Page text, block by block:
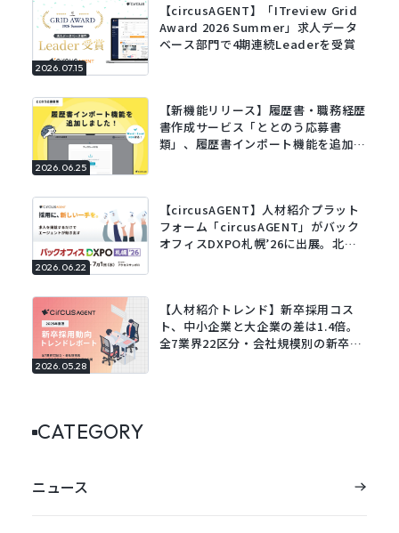
2026.07.15
【circusAGENT】「ITreview Grid
Award 2026 Summer」求人データ
ベース部門で4期連続Leaderを受賞
2026.06.25
【新機能リリース】履歴書・職務経歴
書作成サービス「ととのう応募書
類」、履歴書インポート機能を追加。
2026.06.22
【circusAGENT】人材紹介プラット
フォーム「circusAGENT」がバック
オフィスDXPO札幌’26に出展。北海
2026.05.28
【人材紹介トレンド】新卒採用コス
ト、中小企業と大企業の差は1.4倍。
全7業界22区分・会社規模別の新卒採
CATEGORY
ニュース